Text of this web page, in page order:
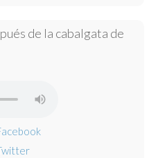
de la cabalgata de